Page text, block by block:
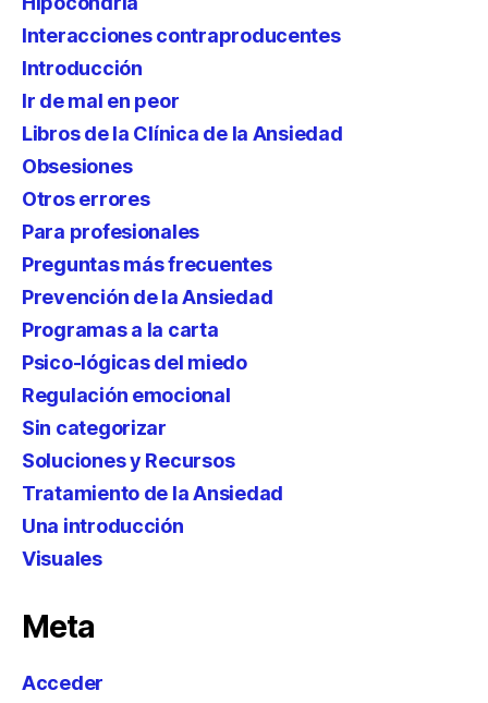
Interacciones contraproducentes
Introducción
Ir de mal en peor
Libros de la Clínica de la Ansiedad
Obsesiones
Otros errores
Para profesionales
Preguntas más frecuentes
Prevención de la Ansiedad
Programas a la carta
Psico-lógicas del miedo
Regulación emocional
Sin categorizar
Soluciones y Recursos
Tratamiento de la Ansiedad
Una introducción
Visuales
Meta
Acceder